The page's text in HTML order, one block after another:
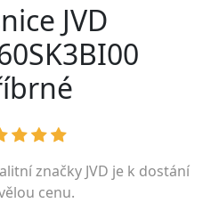
JVD
značky JVD je k dostání
cenu.